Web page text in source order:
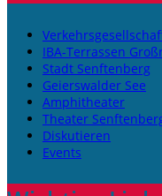
IBA-Terrassen
Stadt Senftenberg
Geierswalder See
Amphitheater
Theater
Diskutieren
Events